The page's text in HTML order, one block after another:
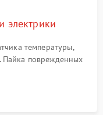
электрики
температуры,
Пайка поврежденных
и контактов.